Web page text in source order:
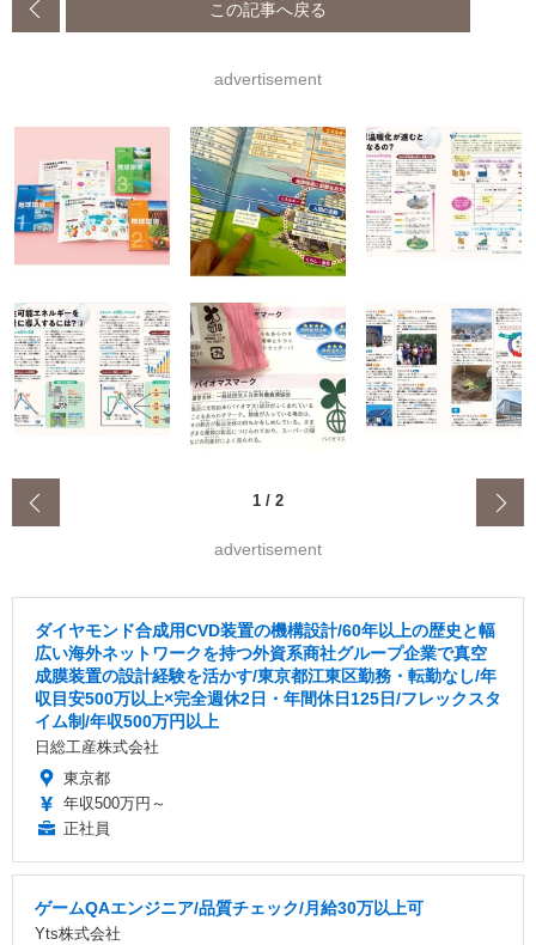
この記事へ戻る
advertisement
1 / 2
advertisement
ダイヤモンド合成用CVD装置の機構設計/60年以上の歴史と幅
広い海外ネットワークを持つ外資系商社グループ企業で真空
成膜装置の設計経験を活かす/東京都江東区勤務・転勤なし/年
収目安500万以上×完全週休2日・年間休日125日/フレックスタ
イム制/年収500万円以上
日総工産株式会社
東京都
年収500万円～
正社員
ゲームQAエンジニア/品質チェック/月給30万以上可
Yts株式会社